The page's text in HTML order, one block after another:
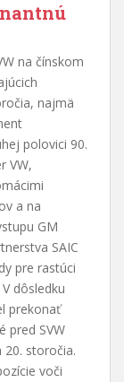
na čínskom
najmä
polovici 90.
VW,
a na
GM
SAIC
pre rastúci
dôsledku
prekonať
pred SVW
20. storočia.
voči